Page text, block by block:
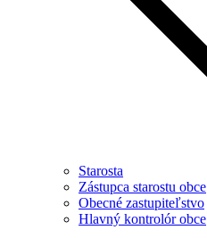
Starosta
Zástupca starostu obce
Obecné zastupiteľstvo
Hlavný kontrolór obce